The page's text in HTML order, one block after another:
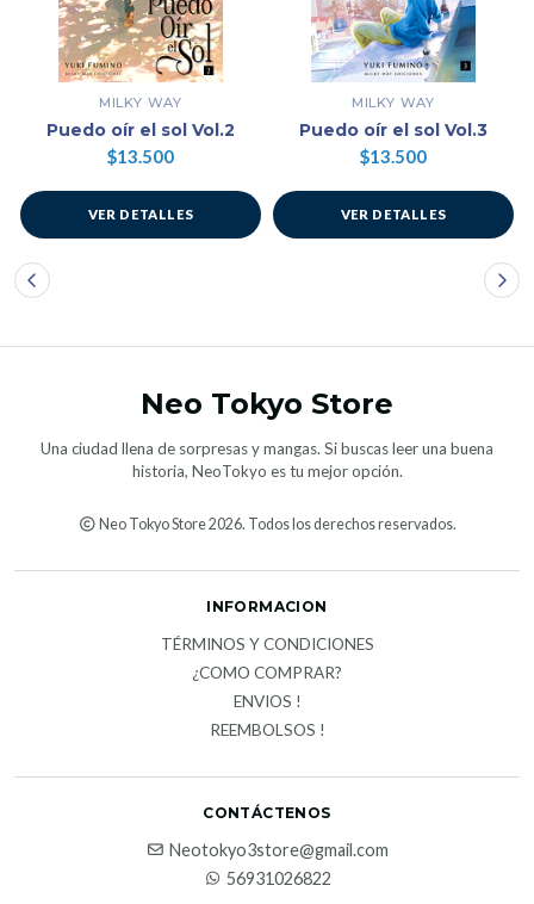
MILKY WAY
Puedo oír el sol Vol.2
$13.500
VER DETALLES
MILKY WAY
Puedo oír el sol Vol.3
$13.500
VER DETALLES
Neo Tokyo Store
Una ciudad llena de sorpresas y mangas. Si buscas leer una buena
historia, NeoTokyo es tu mejor opción.
Neo Tokyo Store 2026. Todos los derechos reservados.
INFORMACION
TÉRMINOS Y CONDICIONES
¿COMO COMPRAR?
ENVIOS !
REEMBOLSOS !
CONTÁCTENOS
Neotokyo3store@gmail.com
56931026822